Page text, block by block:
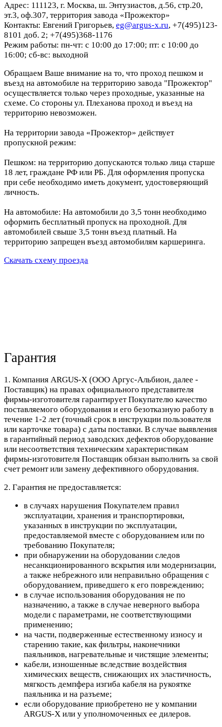
Адрес: 111123, г. Москва, ш. Энтузиастов, д.56, стр.20,
эт.3, оф.307, территория завода «Прожектор»
Контакты: Евгений Григорьев, eg@argus-x.ru, +7(495)123-
8101 доб. 2; +7(495)368-1176
Режим работы: пн-чт: с 10:00 до 17:00; пт: с 10:00 до
16:00; сб-вс: выходной
Обращаем Ваше внимание на то, что проход пешком и
въезд на автомобиле на территорию завода "Прожектор"
осуществляется только через проходные, указанные на
схеме. Со стороны ул. Плеханова проход и въезд на
территорию невозможен.
На территории завода «Прожектор» действует
пропускной режим:
Пешком: на территорию допускаются только лица старше
18 лет, граждане РФ или РБ. Для оформления пропуска
при себе необходимо иметь документ, удостоверяющий
личность.
На автомобиле: На автомобили до 3,5 тонн необходимо
оформить бесплатный пропуск на проходной. Для
автомобилей свыше 3,5 тонн въезд платный. На
территорию запрещен въезд автомобилям каршеринга.
Скачать схему проезда
Гарантия
1. Компания ARGUS-X (ООО Аргус-Альбион, далее -
Поставщик) на правах официального представителя
фирмы-изготовителя гарантирует Покупателю качество
поставляемого оборудования и его безотказную работу в
течение 1-2 лет (точный срок в инструкции пользователя
или карточке товара) с даты поставки. В случае выявления
в гарантийный период заводских дефектов оборудование
или несоответствия техническим характеристикам
фирмы-изготовителя Поставщик обязан выполнить за свой
счет ремонт или замену дефективного оборудования.
2. Гарантия не предоставляется:
в случаях нарушения Покупателем правил
эксплуатации, хранения и транспортировки,
указанных в инструкции по эксплуатации,
предоставляемой вместе с оборудованием или по
требованию Покупателя;
при обнаружении на оборудовании следов
несанкционированного вскрытия или модернизации,
а также небрежного или неправильно обращения с
оборудованием, приведшего к его повреждению;
в случае использования оборудования не по
назначению, а также в случае неверного выбора
модели с параметрами, не соответствующими
применению;
на части, подверженные естественному износу и
старению такие, как фильтры, наконечники
паяльников, нагревательные и чистящие элементы;
кабели, изношенные вследствие воздействия
химических веществ, снижающих их эластичность,
мягкость демпфера изгиба кабеля на рукоятке
паяльника и на разъеме;
если оборудование приобретено не у компании
ARGUS-X или у уполномоченных ее дилеров.